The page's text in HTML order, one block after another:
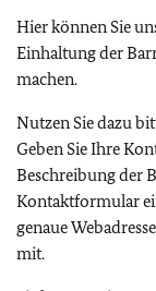
Hier können Sie
Einhaltung der
machen.
Nutzen Sie dazu
Geben Sie Ihre
Beschreibung der
Kontaktformular
genaue
mit.